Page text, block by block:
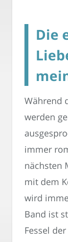
Die
Während
werden
immer
nächsten
mit dem
wird
Band ist
Fessel